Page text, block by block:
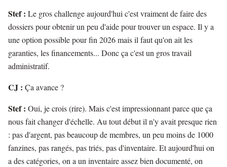
Stef : Le gros challenge aujourd'hui c'est vraiment de faire des
dossiers pour obtenir un peu d'aide pour trouver un espace. Il y a
une option possible pour fin 2026 mais il faut qu'on ait les
garanties, les financements... Donc ça c'est un gros travail
administratif.
CJ : Ça avance ?
Stef : Oui, je crois (rire). Mais c'est impressionnant parce que ça
nous fait changer d'échelle. Au tout début il n'y avait presque rien
: pas d'argent, pas beaucoup de membres, un peu moins de 1000
fanzines, pas rangés, pas triés, pas d'inventaire. Et aujourd'hui on
a des catégories, on a un inventaire assez bien documenté, on